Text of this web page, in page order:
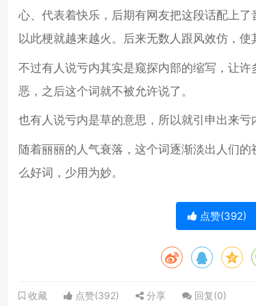
心、代表着快乐，后期有网友把这段话配上
以此梗就越来越火。后来无数人跟风效仿，使
不过有人说亏内其实是窥探内部的缩写，让
恶，之后这个词就不被允许说了。
也有人说亏内是草的意思，所以就引申出来亏
随着丽丽的人气衰落，这个词逐渐淡出人们
么好词，少用为妙。
点赞(392)
收藏 点赞(392) 分享 回复(0)